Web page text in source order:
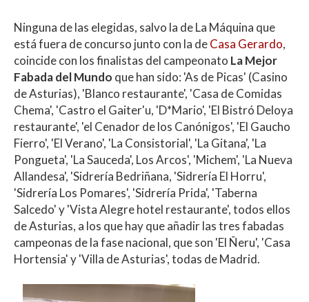
Ninguna de las elegidas, salvo la de La Máquina que
está fuera de concurso junto con la deCasa Gerardo,
coincide con los finalistas del campeonato La Mejor
Fabada del Mundo que han sido: 'As de Picas' (Casino
de Asturias), 'Blanco restaurante', 'Casa de Comidas
Chema', 'Castro el Gaiter'u, 'D*Mario', 'El Bistró Deloya
restaurante', 'el Cenador de los Canónigos', 'El Gaucho
Fierro', 'El Verano', 'La Consistorial', 'La Gitana', 'La
Pongueta', 'La Sauceda', Los Arcos', 'Michem', 'La Nueva
Allandesa', 'Sidrería Bedriñana, 'Sidrería El Horru',
'Sidrería Los Pomares', 'Sidrería Prida', 'Taberna
Salcedo' y 'Vista Alegre hotel restaurante', todos ellos
de Asturias, a los que hay que añadir las tres fabadas
campeonas de la fase nacional, que son 'El Ñeru', 'Casa
Hortensia' y 'Villa de Asturias', todas de Madrid.